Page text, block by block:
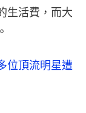
生活費，而大
位頂流明星遭